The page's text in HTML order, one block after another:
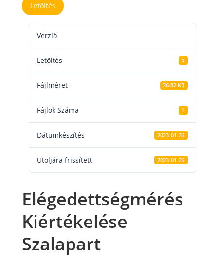
Letöltés
Verzió
Letöltés 0
Fájlméret 26.82 KB
Fájlok Száma 1
Dátumkészítés 2023-01-26
Utoljára frissített 2023-01-26
Elégedettségmérés
Kiértékelése
Szalapart